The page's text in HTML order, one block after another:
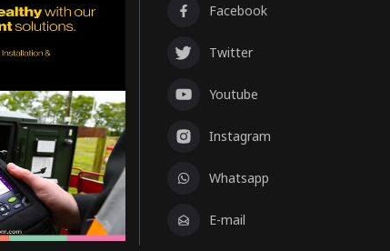
Facebook
Twitter
Youtube
Instagram
Whatsapp
E-mail